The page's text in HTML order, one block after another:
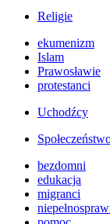
Religie
ekumenizm
Islam
Prawosławie
protestanci
Uchodźcy
bezdomni
edukacja
migranci